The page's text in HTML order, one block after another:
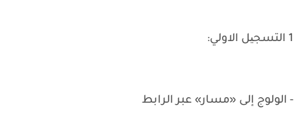
1 التسجیل الاولي:
- الولوج إلى «مسار» عبر الرابط